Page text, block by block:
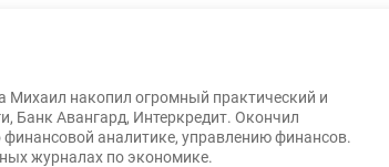
Михаил накопил огромный практический и
Банк Авангард, Интеркредит. Окончил
аналитике, управлению финансов.
журналах по экономике.